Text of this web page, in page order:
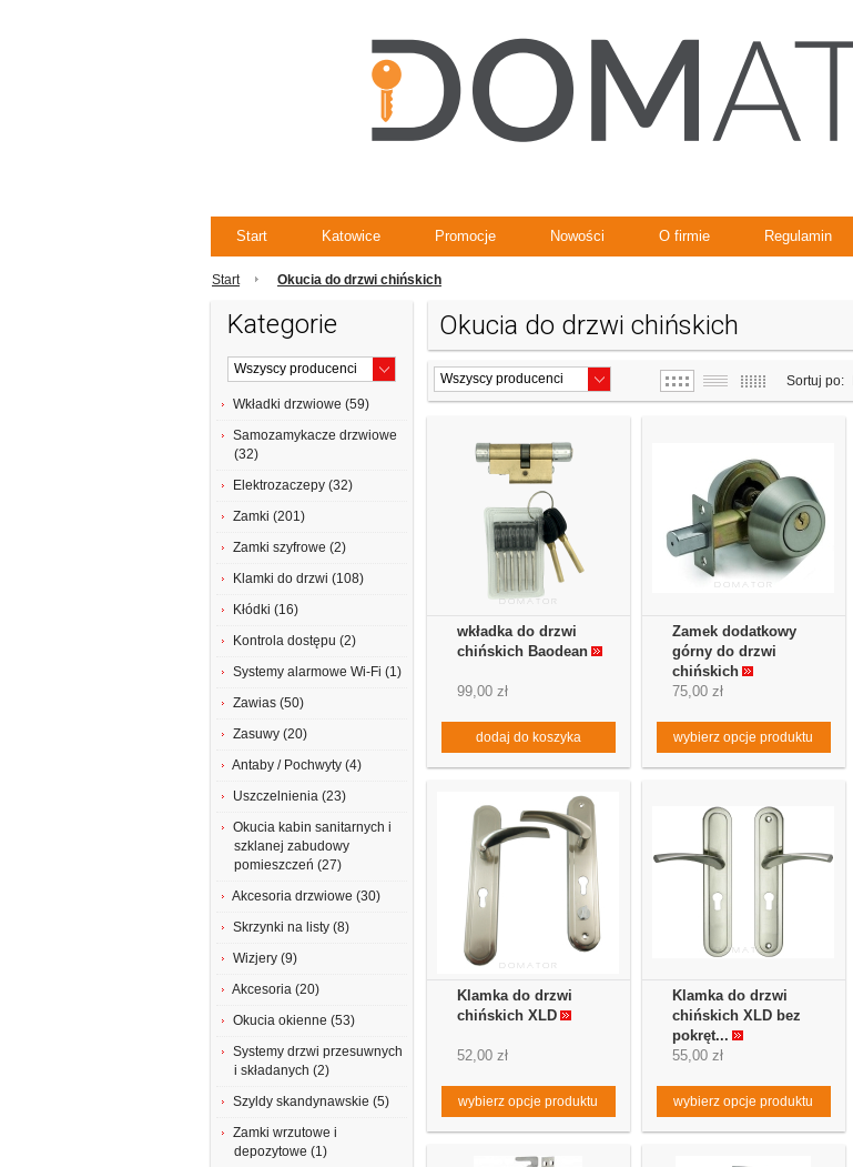
Start Katowice Promocje Nowości O firmie Regulamin
Start Okucia do drzwi chińskich
Kategorie
Wkładki drzwiowe (59)
Samozamykacze drzwiowe
(32)
Elektrozaczepy (32)
Zamki (201)
Zamki szyfrowe (2)
Klamki do drzwi (108)
Kłódki (16)
Kontrola dostępu (2)
Systemy alarmowe Wi-Fi (1)
Zawias (50)
Zasuwy (20)
Antaby / Pochwyty (4)
Uszczelnienia (23)
Okucia kabin sanitarnych i
szklanej zabudowy
pomieszczeń (27)
Akcesoria drzwiowe (30)
Skrzynki na listy (8)
Wizjery (9)
Akcesoria (20)
Okucia okienne (53)
Systemy drzwi przesuwnych
i składanych (2)
Szyldy skandynawskie (5)
Zamki wrzutowe i
depozytowe (1)
Okucia do drzwi chińskich
Sortuj po:
wkładka do drzwi
chińskich Baodean
99,00 zł
dodaj do koszyka
Zamek dodatkowy
górny do drzwi
chińskich
75,00 zł
wybierz opcje produktu
Klamka do drzwi
chińskich XLD
52,00 zł
wybierz opcje produktu
Klamka do drzwi
chińskich XLD bez
pokręt...
55,00 zł
wybierz opcje produktu